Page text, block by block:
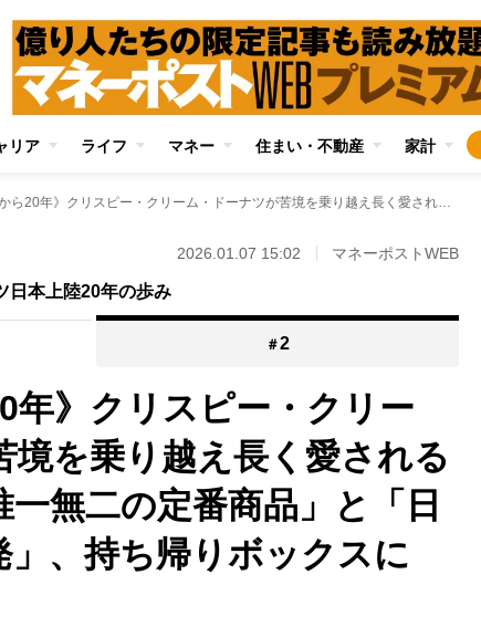
リア ライフ マネー 住まい・不動産 家計
《日本上陸から20年》クリスピー・クリーム・ドーナツが苦境を乗り越え長く愛される秘密 強みは「唯一無二の定番商品」と「日本独自の商品開発」、持ち帰りボックスにも“映え”の工夫
2026.01.07 15:02 マネーポストWEB
日本上陸20年の歩み
＃2
年》クリスピー・クリー
境を乗り越え長く愛される
無二の定番商品」と「日
」、持ち帰りボックスに